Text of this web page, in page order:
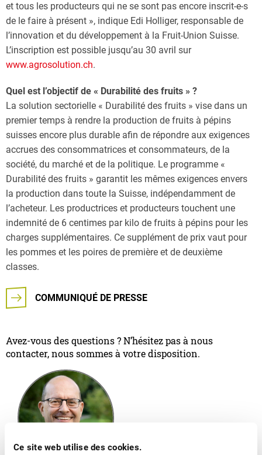
Ce site web utilise des cookies.
et tous les producteurs qui ne se sont pas encore inscrit-e-s
de le faire à présent », indique Edi Holliger, responsable de
l’innovation et du développement à la Fruit-Union Suisse.
L’inscription est possible jusqu’au 30 avril sur
www.agrosolution.ch.
Quel est l’objectif de « Durabilité des fruits » ?
La solution sectorielle « Durabilité des fruits » vise dans un
premier temps à rendre la production de fruits à pépins
suisses encore plus durable afin de répondre aux exigences
accrues des consommatrices et consommateurs, de la
société, du marché et de la politique. Le programme «
Durabilité des fruits » garantit les mêmes exigences envers
la production dans toute la Suisse, indépendamment de
l’acheteur. Les productrices et producteurs touchent une
indemnité de 6 centimes par kilo de fruits à pépins pour les
charges supplémentaires. Ce supplément de prix vaut pour
les pommes et les poires de première et de deuxième
classes.
COMMUNIQUÉ DE PRESSE
Avez-vous des questions ? N’hésitez pas à nous
contacter, nous sommes à votre disposition.